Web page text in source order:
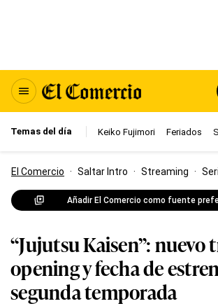
Temas del día Keiko Fujimori Feriados
El Comercio · Saltar Intro · Streaming ·
Añadir El Comercio como fuente
“Jujutsu Kaisen”: nuevo
opening y fecha de
segunda temporada